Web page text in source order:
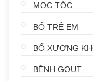
MỌC TÓC
BỔ TRẺ EM
BỔ XƯƠNG
BỆNH GOUT